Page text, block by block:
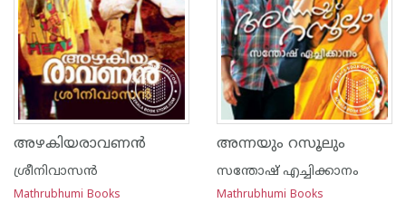
അഴകിയരാവണന്‍
ശ്രീനിവാസന്‍
Mathrubhumi Books
അന്നയും റസൂലും
സന്തോഷ് എച്ചിക്കാനം
Mathrubhumi Books